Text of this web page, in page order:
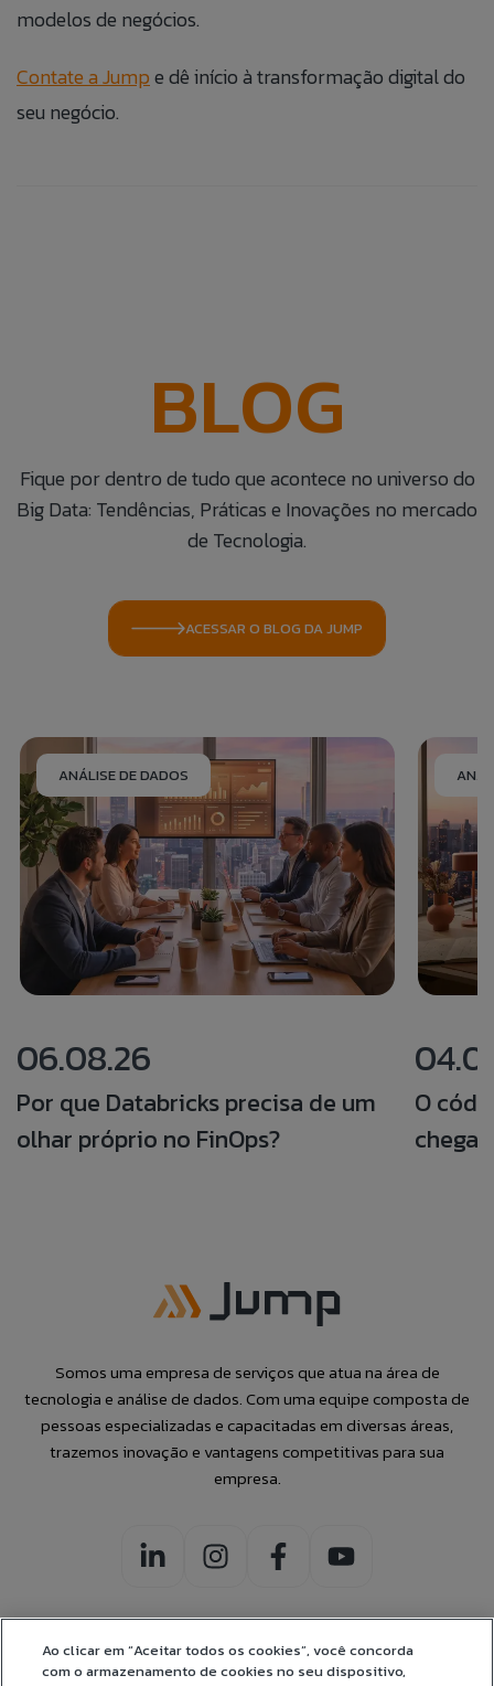
modelos de negócios.
Contate a Jumpe dê início à transformação digital do
seu negócio.
BLOG
Fique por dentro de tudo que acontece no universo do
Big Data: Tendências, Práticas e Inovações no mercado
de Tecnologia.
ACESSAR O BLOG DA JUMP
ANÁLISE DE DADOS
06.08.26
Por que Databricks precisa de um
olhar próprio no FinOps?
O
Somos uma empresa de serviços que atua na área de
tecnologia e análise de dados. Com uma equipe composta de
pessoas especializadas e capacitadas em diversas áreas,
trazemos inovação e vantagens competitivas para sua
empresa.
Ao clicar em “Aceitar todos os cookies”, você concorda
com o armazenamento de cookies no seu dispositivo,